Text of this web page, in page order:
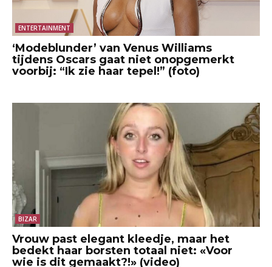
ENTERTAINMENT
‘Modeblunder’ van Venus Williams
tijdens Oscars gaat niet onopgemerkt
voorbij: “Ik zie haar tepel!” (foto)
BIZAR
Vrouw past elegant kleedje, maar het
bedekt haar borsten totaal niet: «Voor
wie is dit gemaakt?!» (video)